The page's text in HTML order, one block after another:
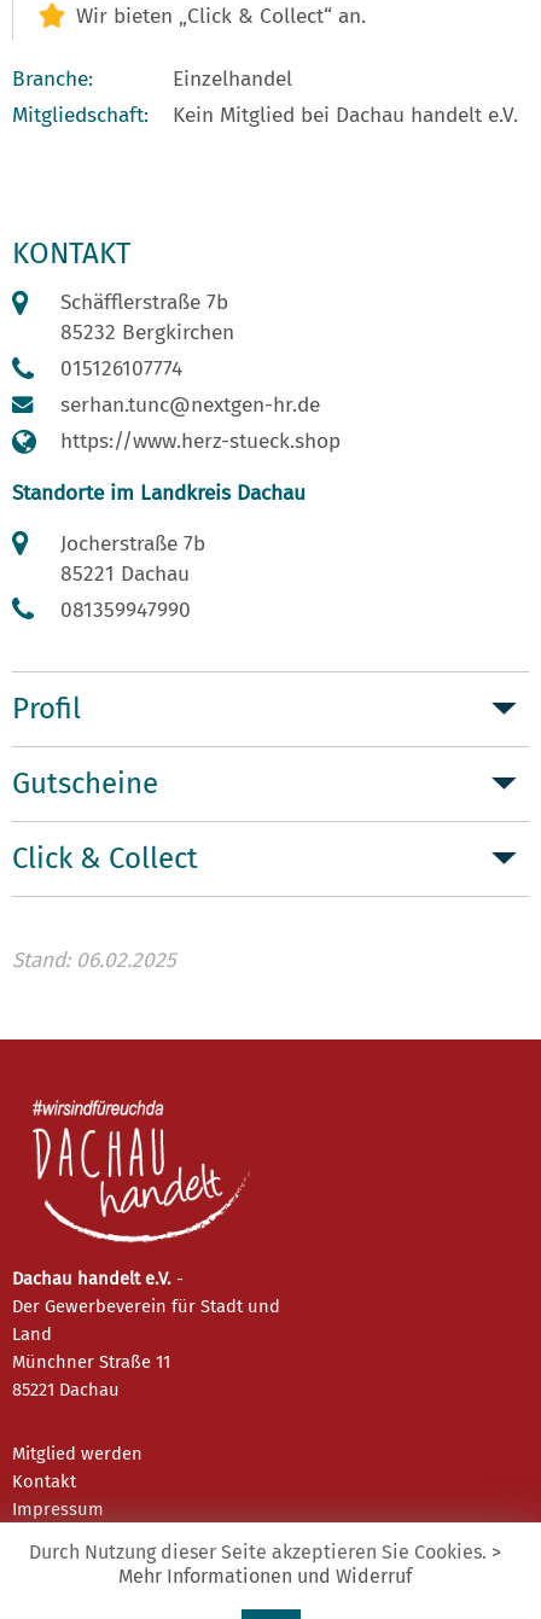
Wir bieten „Click & Collect“ an.
Branche:
Einzelhandel
Mitgliedschaft:
Kein Mitglied bei Dachau handelt e.V.
KONTAKT
Schäfflerstraße 7b
85232 Bergkirchen
015126107774
serhan.tunc@nextgen-hr.de
https://www.herz-stueck.shop
Standorte im Landkreis Dachau
Jocherstraße 7b
85221 Dachau
081359947990
Profil
Gutscheine
Click & Collect
Stand: 06.02.2025
Dachau handelt e.V. -
Der Gewerbeverein für Stadt und
Land
Münchner Straße 11
85221 Dachau
Mitglied werden
Kontakt
Impressum
Durch Nutzung dieser Seite akzeptieren Sie Cookies. >
Mehr Informationen und Widerruf